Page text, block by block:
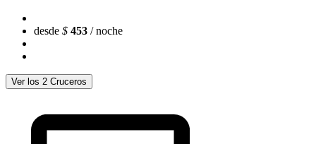
desde $ 453 / noche
Ver los 2 Cruceros